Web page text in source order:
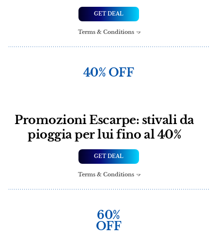
GET DEAL
Terms & Conditions
40% OFF
Promozioni Escarpe: stivali da
pioggia per lui fino al 40%
GET DEAL
Terms & Conditions
60%
OFF